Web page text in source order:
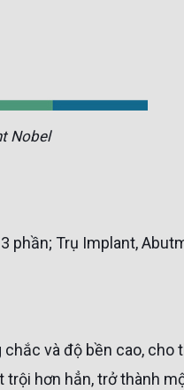
Nobel
hơn hẳn, trở thành